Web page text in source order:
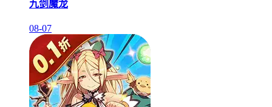
九剑魔龙
08-07